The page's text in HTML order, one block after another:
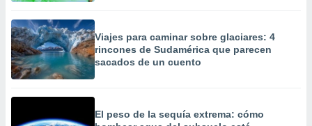
Viajes para caminar sobre glaciares: 4
rincones de Sudamérica que parecen
sacados de un cuento
El peso de la sequía extrema: cómo